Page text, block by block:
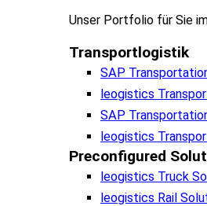
Unser Portfolio für Sie
Transportlogistik
SAP
leogistics
SAP
leogistics
Preconfigured
leogistics Truck
leogistics Rail